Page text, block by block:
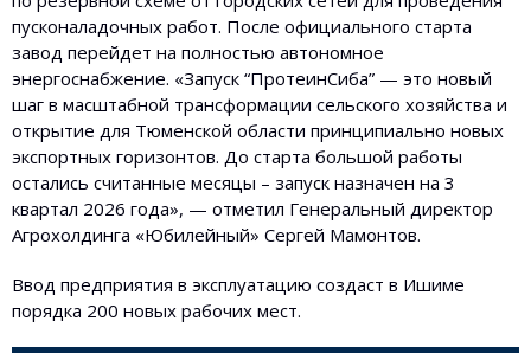
пусконаладочных работ. После официального старта
завод перейдет на полностью автономное
энергоснабжение. «Запуск “ПротеинСиба” — это новый
шаг в масштабной трансформации сельского хозяйства и
открытие для Тюменской области принципиально новых
экспортных горизонтов. До старта большой работы
остались считанные месяцы – запуск назначен на 3
квартал 2026 года», — отметил Генеральный директор
Агрохолдинга «Юбилейный» Сергей Мамонтов.
Ввод предприятия в эксплуатацию создаст в Ишиме
порядка 200 новых рабочих мест.